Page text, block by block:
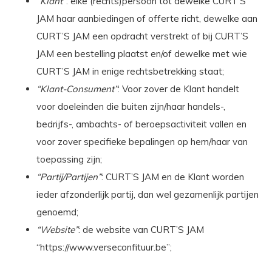
JAM haar aanbiedingen of offerte richt, dewelke aan
CURT’S JAM een opdracht verstrekt of bij CURT’S
JAM een bestelling plaatst en/of dewelke met wie
CURT’S JAM in enige rechtsbetrekking staat;
“Klant-Consument”: Voor zover de Klant handelt
voor doeleinden die buiten zijn/haar handels-,
bedrijfs-, ambachts- of beroepsactiviteit vallen en
voor zover specifieke bepalingen op hem/haar van
toepassing zijn;
“Partij/Partijen”: CURT’S JAM en de Klant worden
ieder afzonderlijk partij, dan wel gezamenlijk partijen
genoemd;
“Website”: de website van CURT’S JAM
“https://www.verseconfituur.be”;